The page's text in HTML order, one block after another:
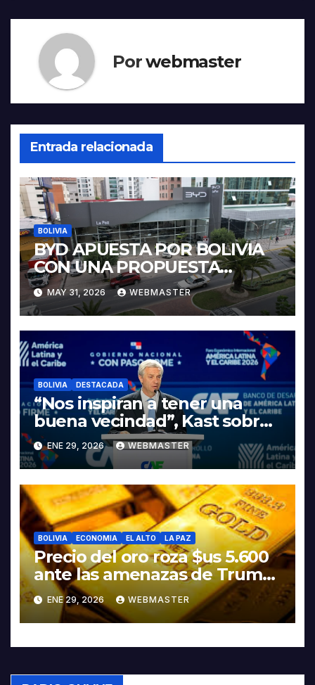
Porwebmaster
Entrada relacionada
BOLIVIA
BYD APUESTA POR BOLIVIA
CON UNA PROPUESTA
INTEGRAL PARA IMPULSAR
LA ELECTROMOVILIDAD Y LA
INDUSTRIALIZACIÓN DEL
LITIO
MAY 31, 2026 WEBMASTER
BOLIVIA DESTACADA
“Nos inspiran a tener una
buena vecindad”, Kast sobre
discurso del presidente
Rodrigo Paz
ENE 29, 2026 WEBMASTER
BOLIVIA ECONOMIA EL ALTO LA PAZ
Precio del oro roza $us 5.600
ante las amenazas de Trump
contra Irán
ENE 29, 2026 WEBMASTER